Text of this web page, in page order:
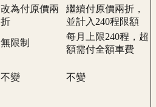
改為付原價兩
折
繼續付原價兩折，
並計入240程限額
無限制
每月上限240程，超
額需付全額車費
不變 不變